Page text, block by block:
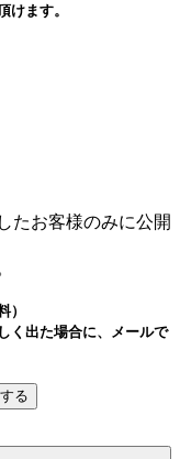
けます。
たお客様のみに公開
）
く出た場合に、メールで